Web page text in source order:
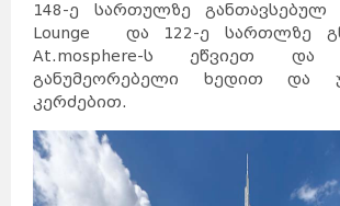
148-ე სართულზე განთავსებულ
Lounge და 122-ე სართლზე
At.mosphere-ს ეწვიეთ და
განუმეორებელი ხედით და
კერძებით.